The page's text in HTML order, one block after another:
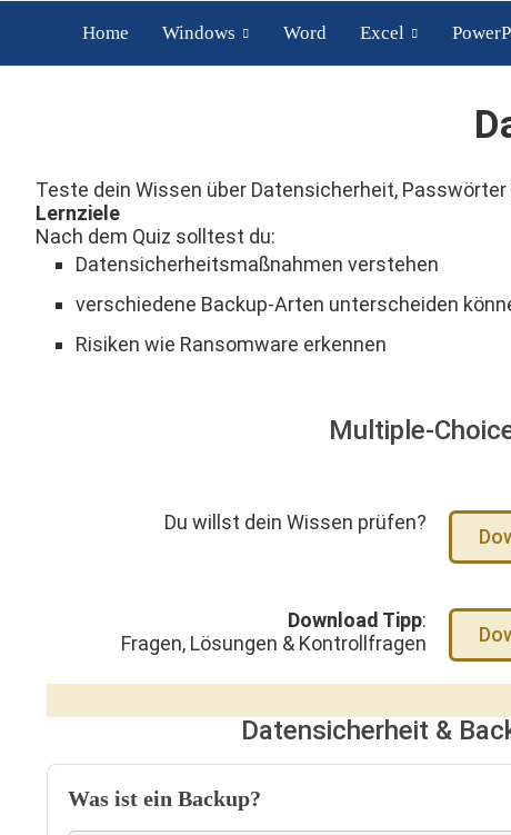
Home Windows Word Excel
Teste dein Wissen über Datensicherheit, Passwörter
Lernziele
Nach dem Quiz solltest du:
Datensicherheitsmaßnahmen verstehen
verschiedene Backup-Arten unterscheiden
Risiken wie Ransomware erkennen
Multiple-
Du willst dein Wissen prüfen?
Download Tipp:
Fragen, Lösungen & Kontrollfragen
Datensicherheit &
Was ist ein Backup?